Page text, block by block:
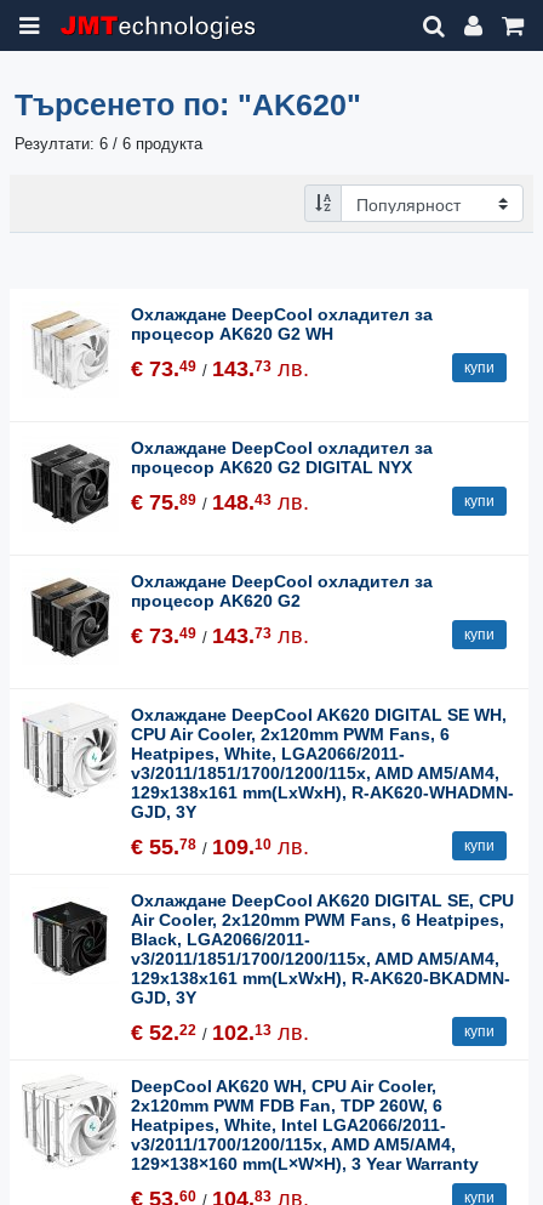
Търсенето по: "AK620"
Резултати: 6 / 6 продукта
Охлаждане DeepCool охладител за
процесор AK620 G2 WH
€ 73.49 / 143.73 лв. купи
Охлаждане DeepCool охладител за
процесор AK620 G2 DIGITAL NYX
€ 75.89 / 148.43 лв. купи
Охлаждане DeepCool охладител за
процесор AK620 G2
€ 73.49 / 143.73 лв. купи
Охлаждане DeepCool AK620 DIGITAL SE WH,
CPU Air Cooler, 2x120mm PWM Fans, 6
Heatpipes, White, LGA2066/2011-
v3/2011/1851/1700/1200/115x, AMD AM5/AM4,
129x138x161 mm(LxWxH), R-AK620-WHADMN-
GJD, 3Y
€ 55.78 / 109.10 лв. купи
Охлаждане DeepCool AK620 DIGITAL SE, CPU
Air Cooler, 2x120mm PWM Fans, 6 Heatpipes,
Black, LGA2066/2011-
v3/2011/1851/1700/1200/115x, AMD AM5/AM4,
129x138x161 mm(LxWxH), R-AK620-BKADMN-
GJD, 3Y
€ 52.22 / 102.13 лв. купи
DeepCool AK620 WH, CPU Air Cooler,
2x120mm PWM FDB Fan, TDP 260W, 6
Heatpipes, White, Intel LGA2066/2011-
v3/2011/1700/1200/115x, AMD AM5/AM4,
129×138×160 mm(L×W×H), 3 Year Warranty
€ 53.60 / 104.83 лв. купи